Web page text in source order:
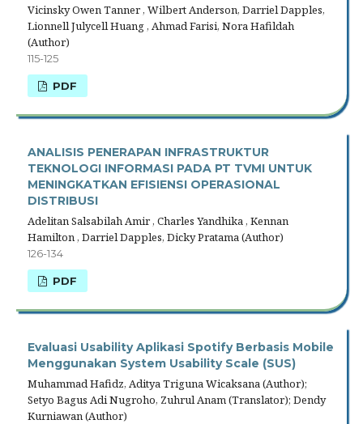
Vicinsky Owen Tanner , Wilbert Anderson, Darriel Dapples,
Lionnell Julycell Huang , Ahmad Farisi, Nora Hafildah
(Author)
115-125
PDF
ANALISIS PENERAPAN INFRASTRUKTUR
TEKNOLOGI INFORMASI PADA PT TVMI UNTUK
MENINGKATKAN EFISIENSI OPERASIONAL
DISTRIBUSI
Adelitan Salsabilah Amir , Charles Yandhika , Kennan
Hamilton , Darriel Dapples, Dicky Pratama (Author)
126-134
PDF
Evaluasi Usability Aplikasi Spotify Berbasis Mobile
Menggunakan System Usability Scale (SUS)
Muhammad Hafidz, Aditya Triguna Wicaksana (Author);
Setyo Bagus Adi Nugroho, Zuhrul Anam (Translator); Dendy
Kurniawan (Author)